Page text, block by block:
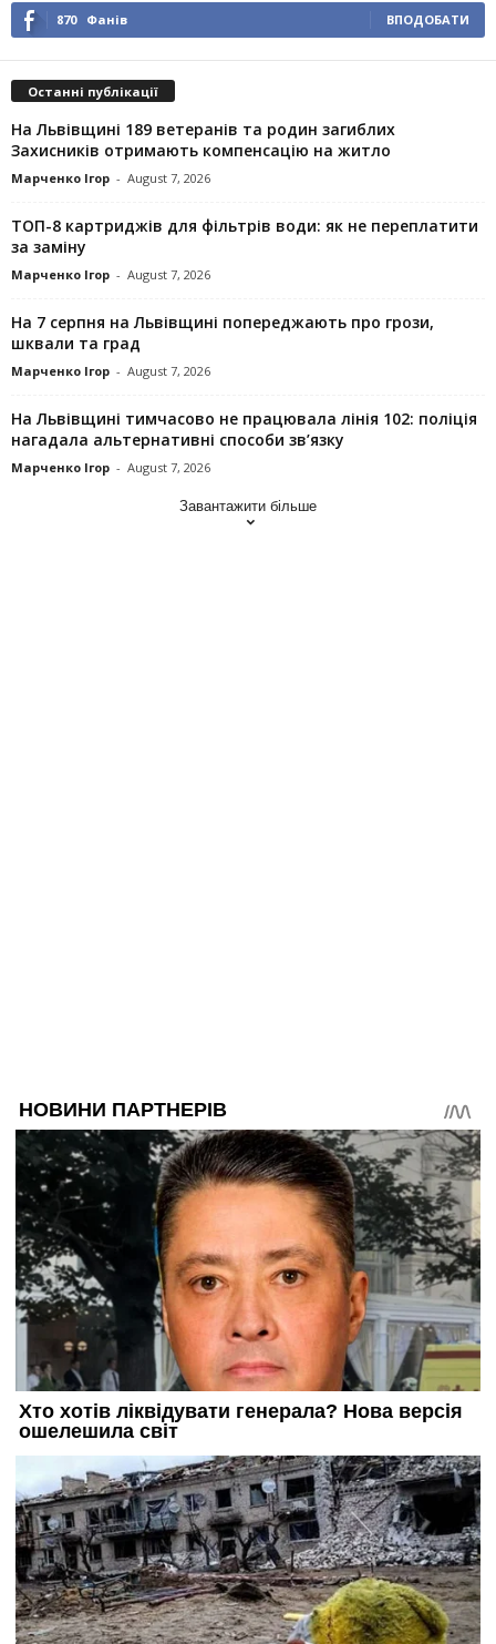
870 Фанів ВПОДОБАТИ
Останні публікації
На Львівщині 189 ветеранів та родин загиблих
Захисників отримають компенсацію на житло
Марченко Ігор - August 7, 2026
ТОП-8 картриджів для фільтрів води: як не переплатити
за заміну
Марченко Ігор - August 7, 2026
На 7 серпня на Львівщині попереджають про грози,
шквали та град
Марченко Ігор - August 7, 2026
На Львівщині тимчасово не працювала лінія 102: поліція
нагадала альтернативні способи зв’язку
Марченко Ігор - August 7, 2026
Завантажити більше